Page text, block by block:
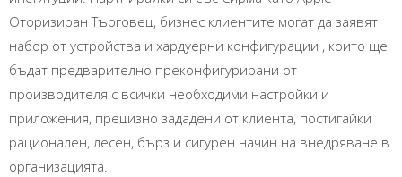
Oторизиран Търговец, бизнес клиентите могат да заявят
набор от устройства и хардуерни конфигурации , които ще
бъдат предварително преконфигурирани от
производителя с всички необходими настройки и
приложения, прецизно зададени от клиента, постигайки
рационален, лесен, бърз и сигурен начин на внедряване в
организацията.